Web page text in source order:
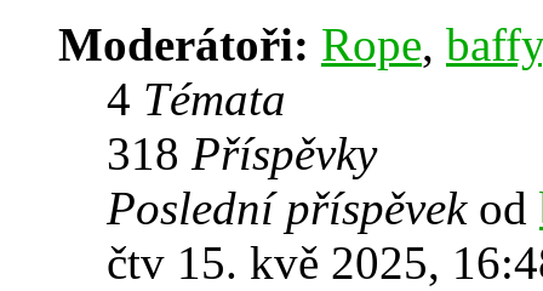
Moderátoři: Rope, baffy
4 Témata
318 Příspěvky
Poslední příspěvekod
čtv 15. kvě 2025,